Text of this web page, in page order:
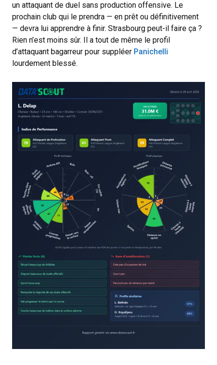
un attaquant de duel sans production offensive. Le
prochain club qui le prendra — en prêt ou définitivement
— devra lui apprendre à finir. Strasbourg peut-il faire ça ?
Rien n’est moins sûr. Il a tout de même le profil
d’attaquant bagarreur pour suppléer Panichelli
lourdement blessé.